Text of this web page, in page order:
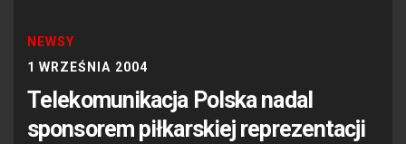
NEWSY
1 WRZEŚNIA 2004
Telekomunikacja Polska nadal
sponsorem piłkarskiej reprezentacji